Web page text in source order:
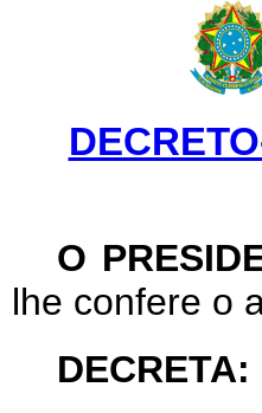
O
lhe confere o
DECRETA: